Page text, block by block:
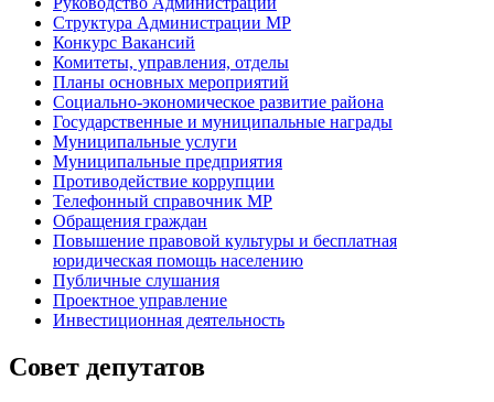
Структура Администрации МР
Конкурс Вакансий
Комитеты, управления, отделы
Планы основных мероприятий
Социально-экономическое развитие района
Государственные и муниципальные награды
Муниципальные услуги
Муниципальные предприятия
Противодействие коррупции
Телефонный справочник МР
Обращения граждан
Повышение правовой культуры и бесплатная
юридическая помощь населению
Публичные слушания
Проектное управление
Инвестиционная деятельность
Совет депутатов